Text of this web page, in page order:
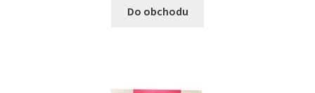
Do obchodu